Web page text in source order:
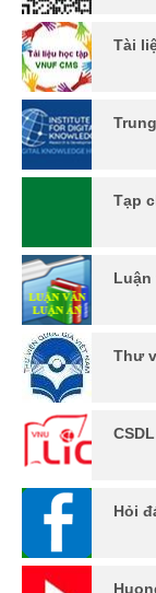
Tài
Tạp
Luận
Thư
Hỏi